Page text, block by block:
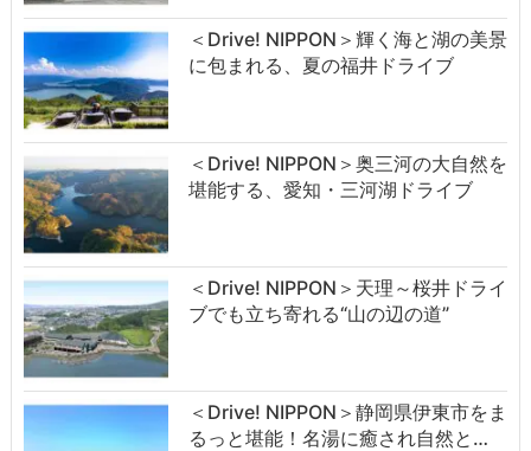
＜Drive! NIPPON＞輝く海と湖の美景
に包まれる、夏の福井ドライブ
＜Drive! NIPPON＞奥三河の大自然を
堪能する、愛知・三河湖ドライブ
＜Drive! NIPPON＞天理～桜井ドライ
ブでも立ち寄れる“山の辺の道”
＜Drive! NIPPON＞静岡県伊東市をま
るっと堪能！名湯に癒され自然と…